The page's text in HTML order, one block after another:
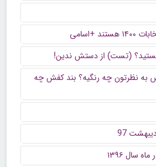
(تست) از دستش ندین!
نظرتون چه رنگیه؟ بند کفش چه
سال ۱۳۹۶